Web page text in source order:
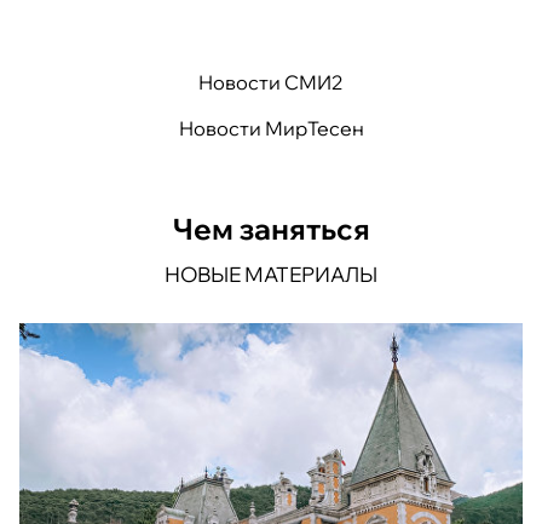
Новости СМИ2
Новости МирТесен
Чем заняться
НОВЫЕ МАТЕРИАЛЫ